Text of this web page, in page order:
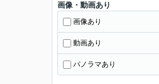
画像・動画あり
画像あり
動画あり
パノラマあり